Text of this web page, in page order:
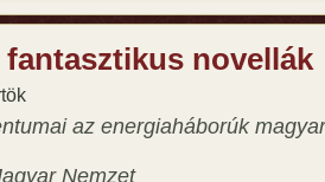
novellák
az energiaháborúk
Nemzet